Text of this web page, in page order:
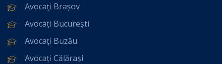
Avocați Brașov
Avocați București
Avocați Buzău
Avocați Călărași